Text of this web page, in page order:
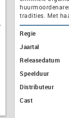
tradities. Met
Regie
Jaartal
Releasedatum
Speelduur
Distributeur
Cast